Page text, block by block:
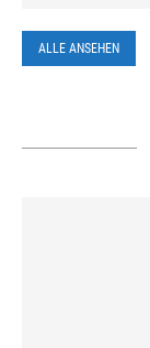
ALLE ANSEHEN